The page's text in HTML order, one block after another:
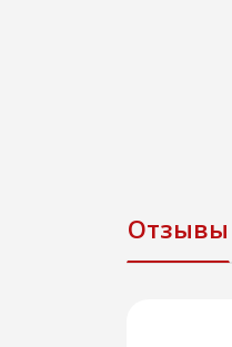
Отзывы